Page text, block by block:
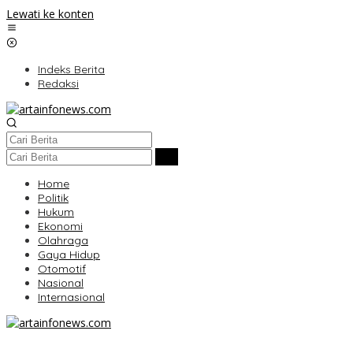
Lewati ke konten
Indeks Berita
Redaksi
Home
Politik
Hukum
Ekonomi
Olahraga
Gaya Hidup
Otomotif
Nasional
Internasional